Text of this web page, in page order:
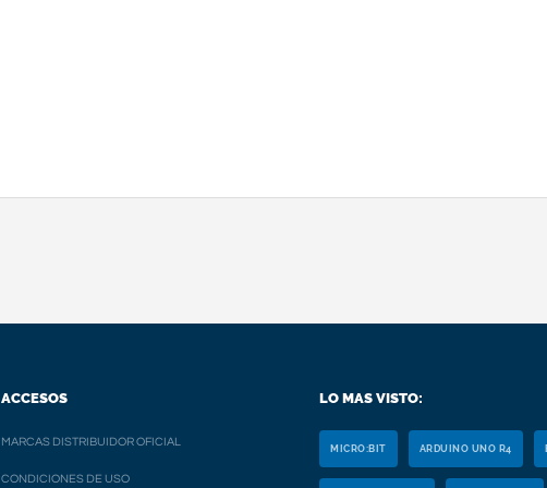
ACCESOS
MARCAS DISTRIBUIDOR OFICIAL
CONDICIONES DE USO
LO MAS VISTO:
MICRO:BIT ARDUINO UNO R4